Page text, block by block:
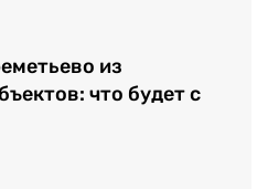
из
что будет с